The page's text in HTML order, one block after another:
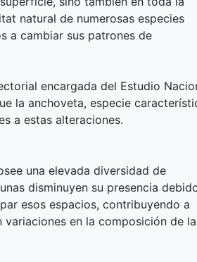
natural de numerosas especies
a cambiar sus patrones de
encargada del Estudio
la anchoveta, especie
a estas alteraciones.
una elevada diversidad de
disminuyen su presencia
esos espacios, contribuyendo a
en la composición de